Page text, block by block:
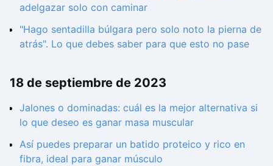
adelgazar solo con caminar
"Hago sentadilla búlgara pero solo noto la pierna de
atrás". Lo que debes saber para que esto no pase
18 de septiembre de 2023
Jalones o dominadas: cuál es la mejor alternativa si
lo que deseo es ganar masa muscular
Así puedes preparar un batido proteico y rico en
fibra, ideal para ganar músculo